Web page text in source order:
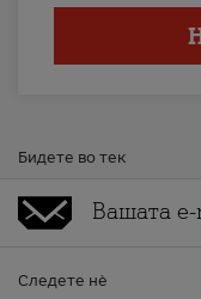
Бидете во тек
Следете нè